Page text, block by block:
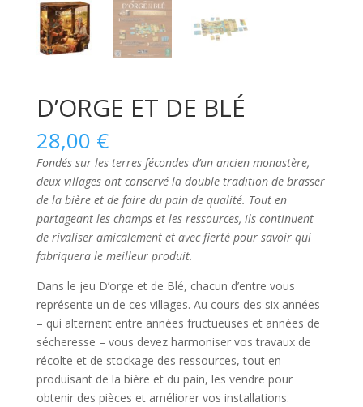
D’ORGE ET DE BLÉ
28,00 €
Fondés sur les terres fécondes d’un ancien monastère,
deux villages ont conservé la double tradition de brasser
de la bière et de faire du pain de qualité. Tout en
partageant les champs et les ressources, ils continuent
de rivaliser amicalement et avec fierté pour savoir qui
fabriquera le meilleur produit.
Dans le jeu D’orge et de Blé, chacun d’entre vous
représente un de ces villages. Au cours des six années
– qui alternent entre années fructueuses et années de
sécheresse – vous devez harmoniser vos travaux de
récolte et de stockage des ressources, tout en
produisant de la bière et du pain, les vendre pour
obtenir des pièces et améliorer vos installations.